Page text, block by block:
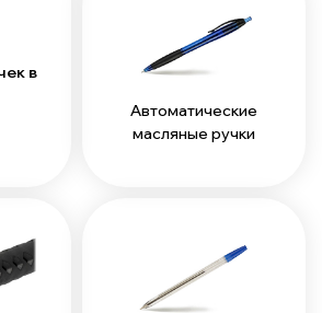
в
Автоматические
масляные ручки